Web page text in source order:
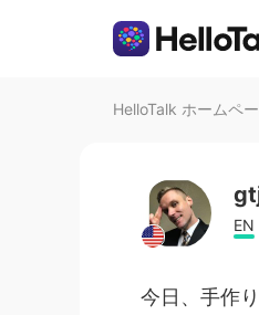
HelloTalk ホームペ
EN
今日、手作